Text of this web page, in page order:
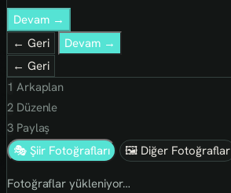
Devam →
← Geri
Devam →
← Geri
1 Arkaplan
2Düzenle
3Paylaş
🎭 Şiir Fotoğrafları
🖼 Diğer Fotoğraflar
Fotoğraflar yükleniyor…